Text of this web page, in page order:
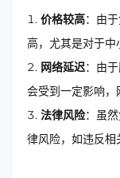
价格较高：由
高，尤其是对于中
网络延迟：由
会受到一定影响，
法律风险：虽
律风险，如违反相